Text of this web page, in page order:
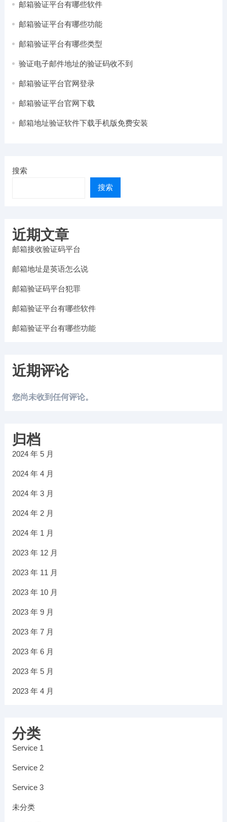
邮箱验证平台有哪些软件
邮箱验证平台有哪些功能
邮箱验证平台有哪些类型
验证电子邮件地址的验证码收不到
邮箱验证平台官网登录
邮箱验证平台官网下载
邮箱地址验证软件下载手机版免费安装
搜索
搜索
近期文章
邮箱接收验证码平台
邮箱地址是英语怎么说
邮箱验证码平台犯罪
邮箱验证平台有哪些软件
邮箱验证平台有哪些功能
近期评论
您尚未收到任何评论。
归档
2024 年 5 月
2024 年 4 月
2024 年 3 月
2024 年 2 月
2024 年 1 月
2023 年 12 月
2023 年 11 月
2023 年 10 月
2023 年 9 月
2023 年 7 月
2023 年 6 月
2023 年 5 月
2023 年 4 月
分类
Service 1
Service 2
Service 3
未分类